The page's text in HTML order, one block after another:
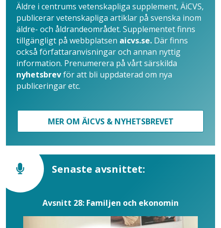
Äldre i centrums vetenskapliga supplement, ÄiCVS,
publicerar vetenskapliga artiklar på svenska inom
äldre- och åldrandeområdet. Supplementet finns
tillgängligt på webbplatsen aicvs.se. Där finns
också författaranvisningar och annan nyttig
information. Prenumerera på vårt särskilda
nyhetsbrevför att bli uppdaterad om nya
publiceringar etc.
MER OM ÄICVS & NYHETSBREVET
Senaste avsnittet:
Avsnitt 28: Familjen och ekonomin